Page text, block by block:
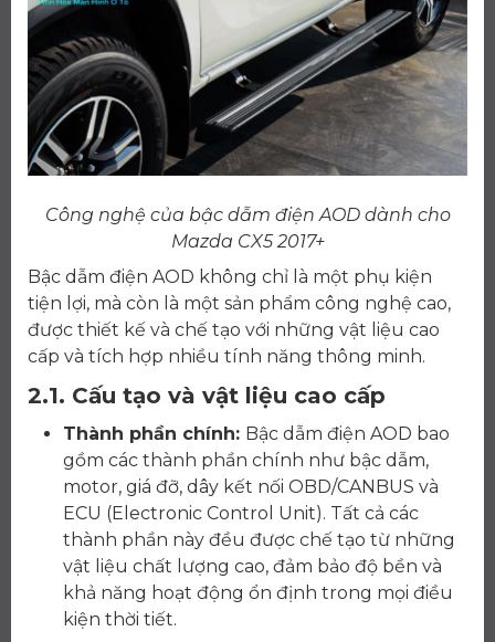
Công nghệ của bậc dẫm điện AOD dành cho
Mazda CX5 2017+
Bậc dẫm điện AOD không chỉ là một phụ kiện
tiện lợi, mà còn là một sản phẩm công nghệ cao,
được thiết kế và chế tạo với những vật liệu cao
cấp và tích hợp nhiều tính năng thông minh.
2.1. Cấu tạo và vật liệu cao cấp
Thành phần chính: Bậc dẫm điện AOD bao
gồm các thành phần chính như bậc dẫm,
motor, giá đỡ, dây kết nối OBD/CANBUS và
ECU (Electronic Control Unit). Tất cả các
thành phần này đều được chế tạo từ những
vật liệu chất lượng cao, đảm bảo độ bền và
khả năng hoạt động ổn định trong mọi điều
kiện thời tiết.